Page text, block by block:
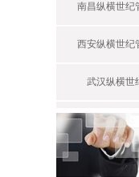
南昌纵横世纪
西安纵横世纪
武汉纵横世